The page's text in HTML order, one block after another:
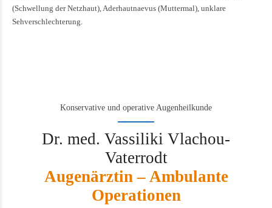
(Schwellung der Netzhaut), Aderhautnaevus (Muttermal), unklare
Sehverschlechterung.
Konservative und operative Augenheilkunde
Dr. med. Vassiliki Vlachou-
Vaterrodt
Augenärztin – Ambulante
Operationen